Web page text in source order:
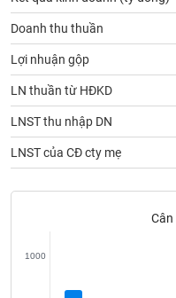
Doanh thu thuần
Lợi nhuận gộp
LN thuần từ HĐKD
LNST thu nhập DN
LNST của CĐ cty mẹ
Cân
1000
phân
tích
(-)
Thuật
ngữ
(-)
vụ
Đào